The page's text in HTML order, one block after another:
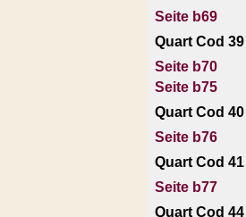
Seite b69
Quart Cod 39
Seite b70
Seite b75
Quart Cod 40
Seite b76
Quart Cod
Seite b77
Quart Cod 44